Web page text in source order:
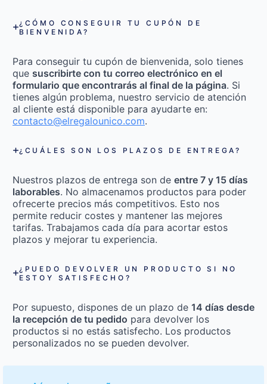
¿CÓMO CONSEGUIR TU CUPÓN DE
BIENVENIDA?
Para conseguir tu cupón de bienvenida, solo tienes
que suscribirte con tu correo electrónico en el
formulario que encontrarás al final de la página. Si
tienes algún problema, nuestro servicio de atención
al cliente está disponible para ayudarte en:
contacto@elregalounico.com.
¿CUÁLES SON LOS PLAZOS DE ENTREGA?
Nuestros plazos de entrega son de entre 7 y 15 días
laborables. No almacenamos productos para poder
ofrecerte precios más competitivos. Esto nos
permite reducir costes y mantener las mejores
tarifas. Trabajamos cada día para acortar estos
plazos y mejorar tu experiencia.
¿PUEDO DEVOLVER UN PRODUCTO SI NO
ESTOY SATISFECHO?
Por supuesto, dispones de un plazo de 14 días desde
la recepción de tu pedido para devolver los
productos si no estás satisfecho. Los productos
personalizados no se pueden devolver.